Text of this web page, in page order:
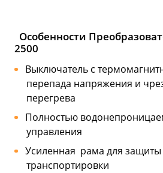
Особенности
2500
Выключатель с
перепада напряжения и
перегрева
Полностью
управления
Усиленная рама для защиты
транспортировки